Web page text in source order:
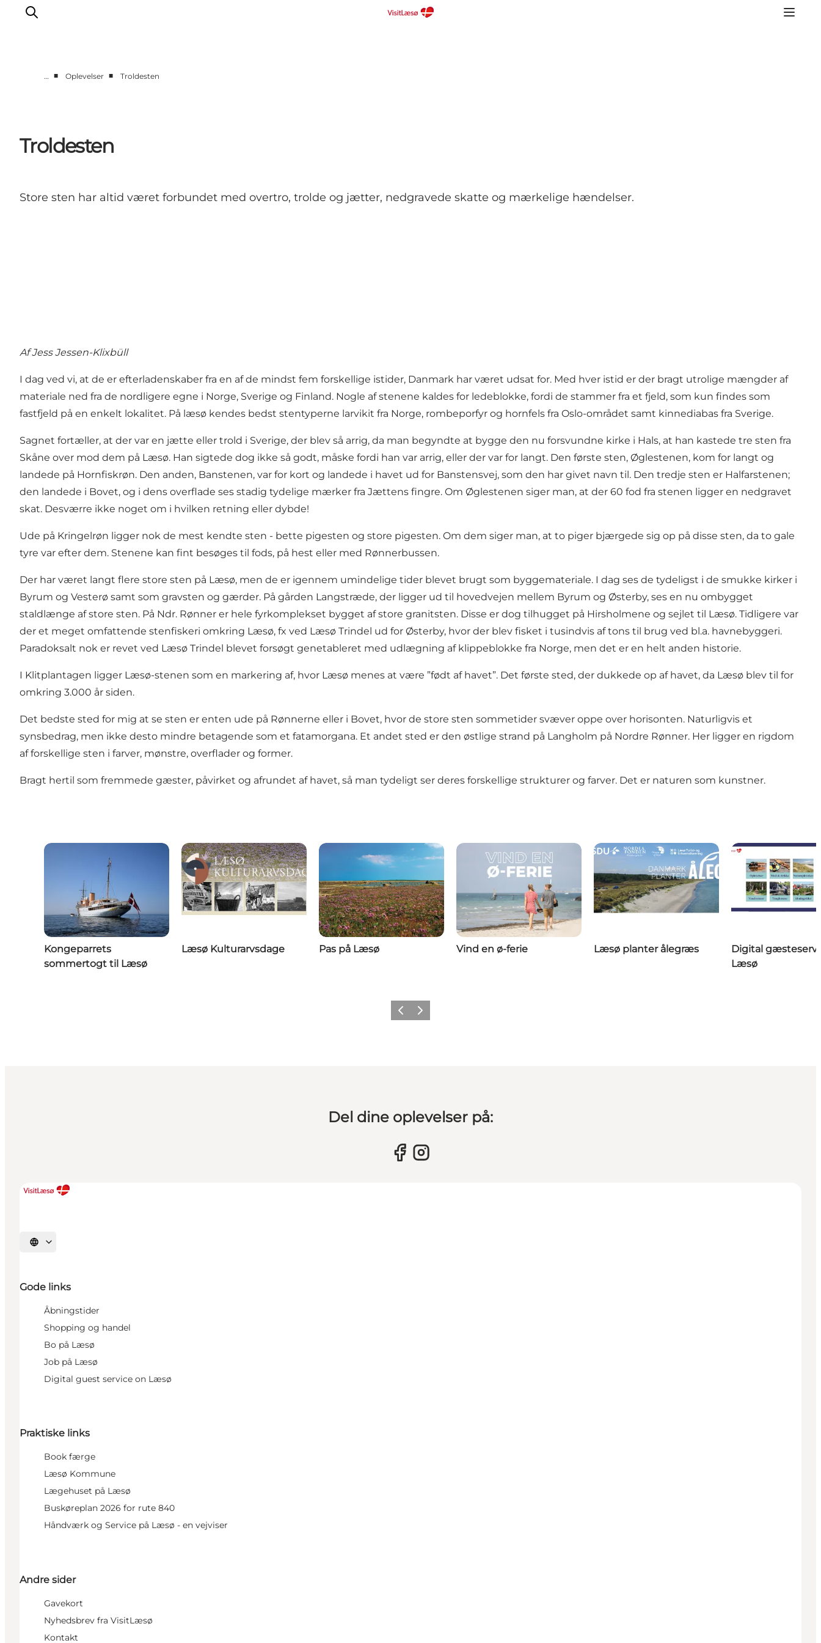
Oplevelser
Overnatning
Praktisk info
… ■ Oplevelser ■ Troldesten
Troldesten
Store sten har altid været forbundet med overtro, trolde og jætter, nedgravede skatte og mærkelige hændelser.
Af Jess Jessen-Klixbüll
I dag ved vi, at de er efterladenskaber fra en af de mindst fem forskellige istider, Danmark har været udsat for. Med hver istid er der bragt utrolige mængder af
materiale ned fra de nordligere egne i Norge, Sverige og Finland. Nogle af stenene kaldes for ledeblokke, fordi de stammer fra et fjeld, som kun findes som
fastfjeld på en enkelt lokalitet. På læsø kendes bedst stentyperne larvikit fra Norge, rombeporfyr og hornfels fra Oslo-området samt kinnediabas fra Sverige.
Sagnet fortæller, at der var en jætte eller trold i Sverige, der blev så arrig, da man begyndte at bygge den nu forsvundne kirke i Hals, at han kastede tre sten fra
Skåne over mod dem på Læsø. Han sigtede dog ikke så godt, måske fordi han var arrig, eller der var for langt. Den første sten, Øglestenen, kom for langt og
landede på Hornfiskrøn. Den anden, Banstenen, var for kort og landede i havet ud for Banstensvej, som den har givet navn til. Den tredje sten er Halfarstenen;
den landede i Bovet, og i dens overflade ses stadig tydelige mærker fra Jættens fingre. Om Øglestenen siger man, at der 60 fod fra stenen ligger en nedgravet
skat. Desværre ikke noget om i hvilken retning eller dybde!
Ude på Kringelrøn ligger nok de mest kendte sten - bette pigesten og store pigesten. Om dem siger man, at to piger bjærgede sig op på disse sten, da to gale
tyre var efter dem. Stenene kan fint besøges til fods, på hest eller med Rønnerbussen.
Der har været langt flere store sten på Læsø, men de er igennem umindelige tider blevet brugt som byggemateriale. I dag ses de tydeligst i de smukke kirker i
Byrum og Vesterø samt som gravsten og gærder. På gården Langstræde, der ligger ud til hovedvejen mellem Byrum og Østerby, ses en nu ombygget
staldlænge af store sten. På Ndr. Rønner er hele fyrkomplekset bygget af store granitsten. Disse er dog tilhugget på Hirsholmene og sejlet til Læsø. Tidligere var
der et meget omfattende stenfiskeri omkring Læsø, fx ved Læsø Trindel ud for Østerby, hvor der blev fisket i tusindvis af tons til brug ved bl.a. havnebyggeri.
Paradoksalt nok er revet ved Læsø Trindel blevet forsøgt genetableret med udlægning af klippeblokke fra Norge, men det er en helt anden historie.
I Klitplantagen ligger Læsø-stenen som en markering af, hvor Læsø menes at være ”født af havet”. Det første sted, der dukkede op af havet, da Læsø blev til for
omkring 3.000 år siden.
Det bedste sted for mig at se sten er enten ude på Rønnerne eller i Bovet, hvor de store sten sommetider svæver oppe over horisonten. Naturligvis et
synsbedrag, men ikke desto mindre betagende som et fatamorgana. Et andet sted er den østlige strand på Langholm på Nordre Rønner. Her ligger en rigdom
af forskellige sten i farver, mønstre, overflader og former.
Bragt hertil som fremmede gæster, påvirket og afrundet af havet, så man tydeligt ser deres forskellige strukturer og farver. Det er naturen som kunstner.
Kongeparrets
sommertogt til Læsø
Læsø Kulturarvsdage Pas på Læsø Vind en ø-ferie Læsø planter ålegræs
Digital
Læsø
Forrige billede
Næste billede
Del dine oplevelser på:
Vælg sprog
Gode links
Åbningstider
Shopping og handel
Bo på Læsø
Job på Læsø
Digital guest service on Læsø
Praktiske links
Book færge
Læsø Kommune
Lægehuset på Læsø
Buskøreplan 2026 for rute 840
Håndværk og Service på Læsø - en vejviser
Andre sider
Gavekort
Nyhedsbrev fra VisitLæsø
Kontakt